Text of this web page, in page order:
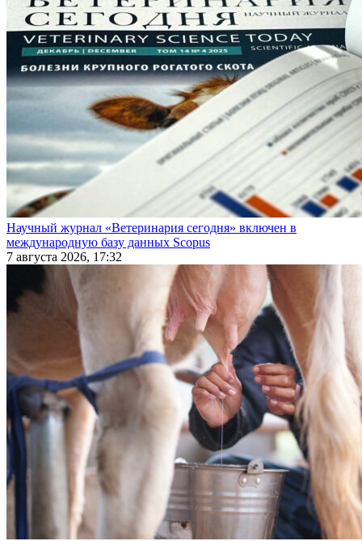
Научный журнал «Ветеринария сегодня» включен в
международную базу данных Scopus
7 августа 2026, 17:32